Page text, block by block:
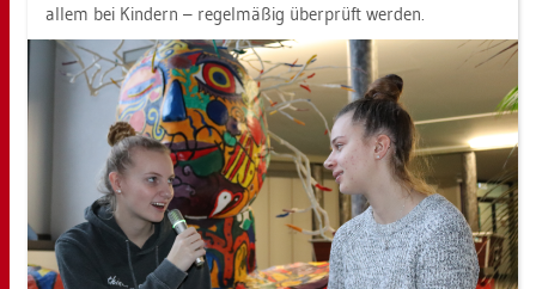
allem bei Kin­dern – re­gel­mä­ßig über­prüft wer­den.